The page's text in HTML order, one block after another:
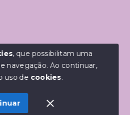
Dora Evódia - Todos os
, que possibilitam uma
navegação.Ao continuar,
uso de cookies.